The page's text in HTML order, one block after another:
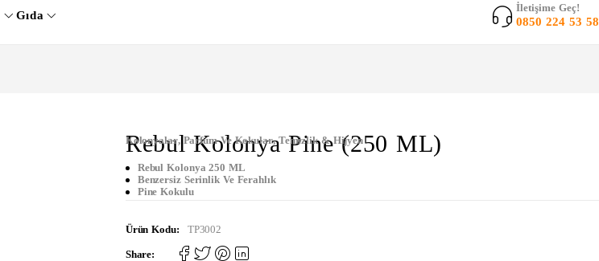
Gıda
İletişime Geç!
0850 224 53 58
Kolonyalar, Parfüm Ve Kokular,Temizlik & Hijyen
Rebul Kolonya Pine (250 ML)
Rebul Kolonya 250 ML
Benzersiz Serinlik Ve Ferahlık
Pine Kokulu
Ürün Kodu: TP3002
Share: